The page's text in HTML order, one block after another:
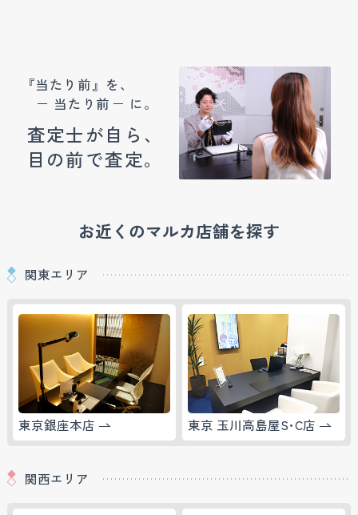
『当たり前』を、
当たり前
に。
査定士が自ら、
目の前で査定。
お近くのマルカ店舗を探す
関東エリア
東京銀座本店 東京 玉川高島屋S･C店
関西エリア